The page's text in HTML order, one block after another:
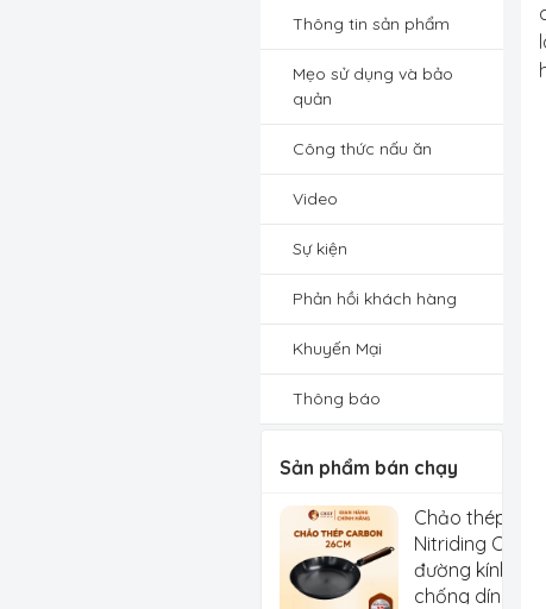
Thông tin sản phẩm
Mẹo sử dụng và bảo
quản
Công thức nấu ăn
Video
Sự kiện
Phản hồi khách hàng
Khuyến Mại
Thông báo
Sản phẩm bán chạy
Chảo thép
Nitriding Chef
đường kính 26
chống dính tự